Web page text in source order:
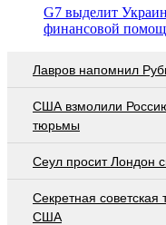
G7 выделит
финансовой
Лавров напомнил
США взмолили
тюрьмы
Сеул просит Лондон
Секретная советская
США